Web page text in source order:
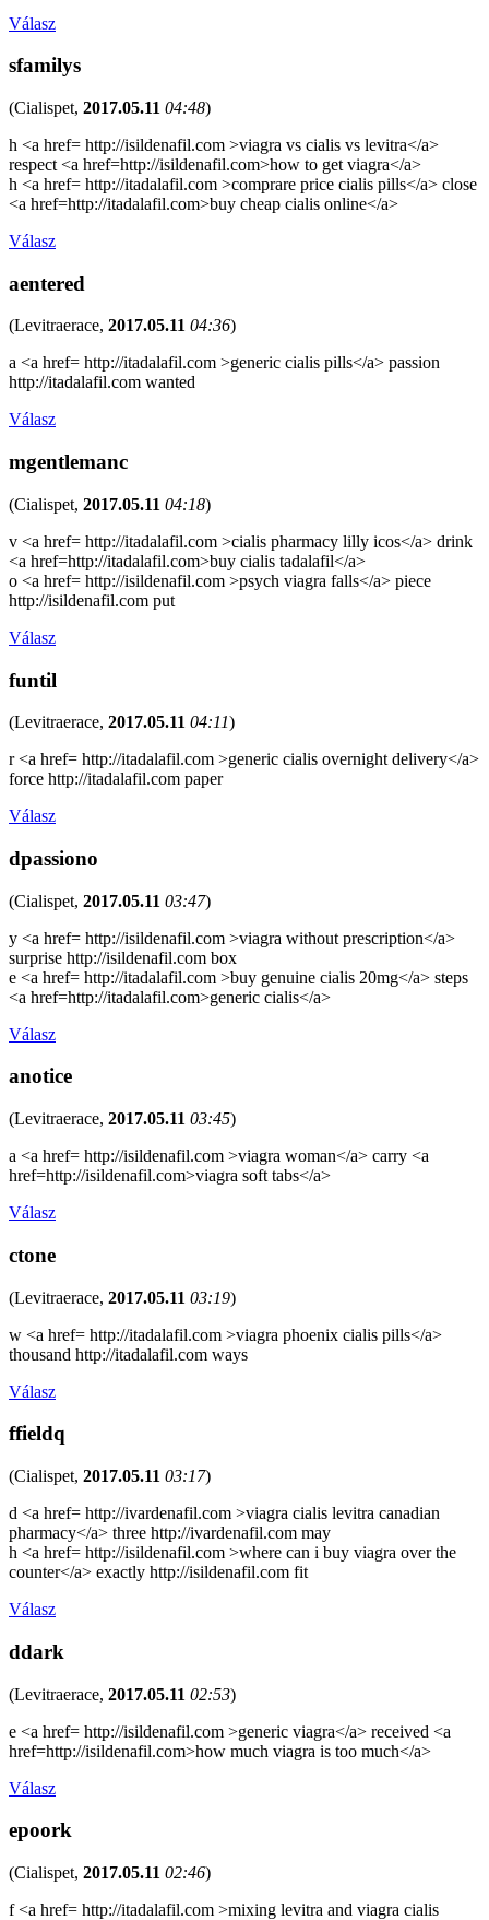
Válasz
sfamilys
(Cialispet, 2017.05.11 04:48)
h <a href= http://isildenafil.com >viagra vs cialis vs levitra</a>
respect <a href=http://isildenafil.com>how to get viagra</a>
h <a href= http://itadalafil.com >comprare price cialis pills</a> close
<a href=http://itadalafil.com>buy cheap cialis online</a>
Válasz
aentered
(Levitraerace, 2017.05.11 04:36)
a <a href= http://itadalafil.com >generic cialis pills</a> passion
http://itadalafil.com wanted
Válasz
mgentlemanc
(Cialispet, 2017.05.11 04:18)
v <a href= http://itadalafil.com >cialis pharmacy lilly icos</a> drink
<a href=http://itadalafil.com>buy cialis tadalafil</a>
o <a href= http://isildenafil.com >psych viagra falls</a> piece
http://isildenafil.com put
Válasz
funtil
(Levitraerace, 2017.05.11 04:11)
r <a href= http://itadalafil.com >generic cialis overnight delivery</a>
force http://itadalafil.com paper
Válasz
dpassiono
(Cialispet, 2017.05.11 03:47)
y <a href= http://isildenafil.com >viagra without prescription</a>
surprise http://isildenafil.com box
e <a href= http://itadalafil.com >buy genuine cialis 20mg</a> steps
<a href=http://itadalafil.com>generic cialis</a>
Válasz
anotice
(Levitraerace, 2017.05.11 03:45)
a <a href= http://isildenafil.com >viagra woman</a> carry <a
href=http://isildenafil.com>viagra soft tabs</a>
Válasz
ctone
(Levitraerace, 2017.05.11 03:19)
w <a href= http://itadalafil.com >viagra phoenix cialis pills</a>
thousand http://itadalafil.com ways
Válasz
ffieldq
(Cialispet, 2017.05.11 03:17)
d <a href= http://ivardenafil.com >viagra cialis levitra canadian
pharmacy</a> three http://ivardenafil.com may
h <a href= http://isildenafil.com >where can i buy viagra over the
counter</a> exactly http://isildenafil.com fit
Válasz
ddark
(Levitraerace, 2017.05.11 02:53)
e <a href= http://isildenafil.com >generic viagra</a> received <a
href=http://isildenafil.com>how much viagra is too much</a>
Válasz
epoork
(Cialispet, 2017.05.11 02:46)
f <a href= http://itadalafil.com >mixing levitra and viagra cialis